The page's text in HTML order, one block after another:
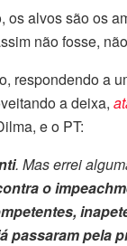
os alvos são os
não fosse,
respondendo a
a deixa,
e o PT:
. Mas errei
o
passaram pela